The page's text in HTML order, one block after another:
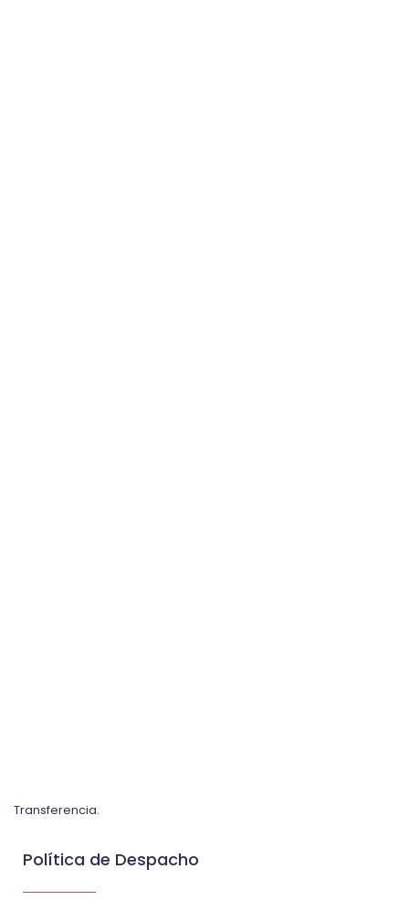
Transferencia.
Política de Despacho